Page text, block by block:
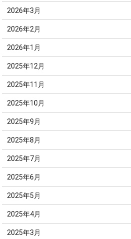
2026年3月
2026年2月
2026年1月
2025年12月
2025年11月
2025年10月
2025年9月
2025年8月
2025年7月
2025年6月
2025年5月
2025年4月
2025年3月